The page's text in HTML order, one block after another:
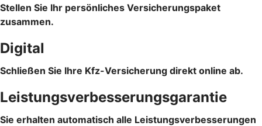
Stellen Sie Ihr persönliches Versicherungspaket
zusammen.
Digital
Schließen Sie Ihre Kfz-Versicherung direkt online ab.
Leistungsverbesserungsgarantie
Sie erhalten automatisch alle Leistungsverbesserungen